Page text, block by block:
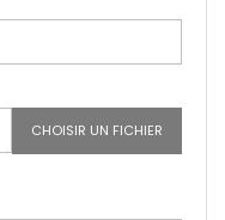
CHOISIR UN FICHIER